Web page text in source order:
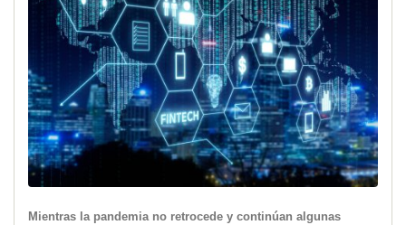
Mientras la pandemia no retrocede y continúan algunas